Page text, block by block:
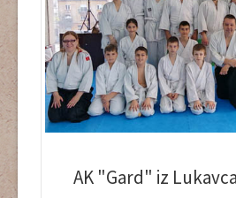
AK "Gard" iz